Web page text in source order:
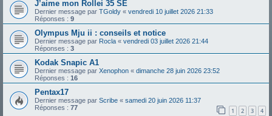
J’aime mon Rollei 35 SE
Dernier message par TGoldy « vendredi 10 juillet 2026 21:33
Réponses : 9
Olympus Mju ii : conseils et notice
Dernier message par Rocla « vendredi 03 juillet 2026 21:44
Réponses : 3
Kodak Snapic A1
Dernier message par Xenophon « dimanche 28 juin 2026 23:52
Réponses : 16
Pentax17
Dernier message par Scribe « samedi 20 juin 2026 11:37
Réponses : 77 1 2 3 4